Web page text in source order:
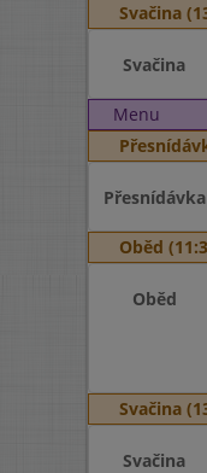
Svačina
Svačina
Menu
Přesnídávka
Oběd
Oběd
Svačina
Svačina